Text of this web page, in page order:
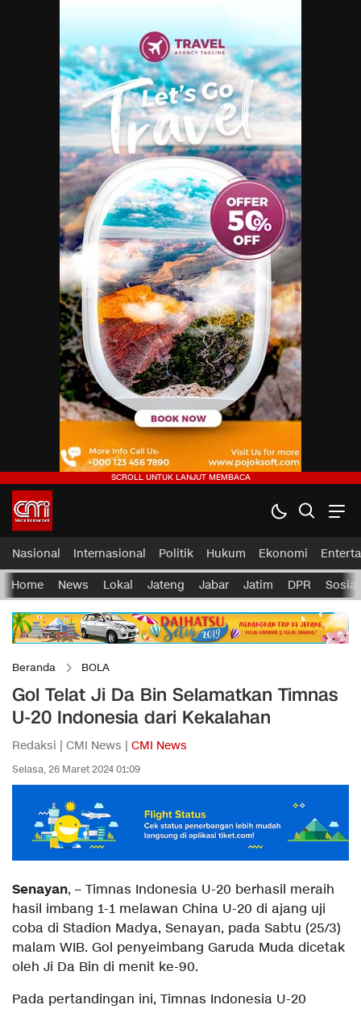
Nasional Internasional Politik Hukum Ekonomi
Home News Lokal Jateng Jabar Jatim DPR Sosial
Beranda BOLA
Gol Telat Ji Da Bin Selamatkan Timnas
U-20 Indonesia dari Kekalahan
Redaksi | CMI News | CMI News
Selasa, 26 Maret 2024 01:09
Senayan, – Timnas Indonesia U-20 berhasil meraih
hasil imbang 1-1 melawan China U-20 di ajang uji
coba di Stadion Madya, Senayan, pada Sabtu (25/3)
malam WIB. Gol penyeimbang Garuda Muda dicetak
oleh Ji Da Bin di menit ke-90.
Pada pertandingan ini, Timnas Indonesia U-20